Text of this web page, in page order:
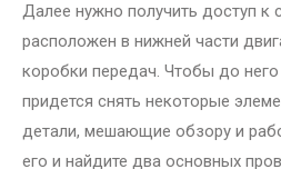
Далее нужно получить доступ к
расположен в нижней части
коробки передач. Чтобы до
придется снять некоторые
детали, мешающие обзору и
его и найдите два основных